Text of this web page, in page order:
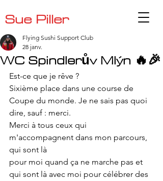
Sue Piller
WC Spindlerův Mlýn 🔥🎉
Flying Sushi Support Club
28 janv.
Est-ce que je rêve ?
Sixième place dans une course de
Coupe du monde. Je ne sais pas quoi
dire, sauf : merci.
Merci à tous ceux qui
m'accompagnent dans mon parcours,
qui sont là
pour moi quand ça ne marche pas et
qui sont là avec moi pour célébrer des